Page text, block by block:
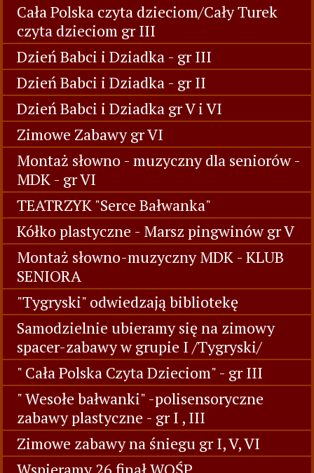
Cała Polska czyta dzieciom/Cały Turek
czyta dzieciom gr III
Dzień Babci i Dziadka - gr III
Dzień Babci i Dziadka - gr II
Dzień Babci i Dziadka gr V i VI
Zimowe Zabawy gr VI
Montaż słowno - muzyczny dla seniorów -
MDK - gr VI
TEATRZYK "Serce Bałwanka"
Kółko plastyczne - Marsz pingwinów gr V
Montaż słowno-muzyczny MDK - KLUB
SENIORA
"Tygryski" odwiedzają bibliotekę
Samodzielnie ubieramy się na zimowy
spacer-zabawy w grupie I /Tygryski/
" Cała Polska Czyta Dzieciom" - gr III
" Wesołe bałwanki" -polisensoryczne
zabawy plastyczne - gr I , III
Zimowe zabawy na śniegu gr I, V, VI